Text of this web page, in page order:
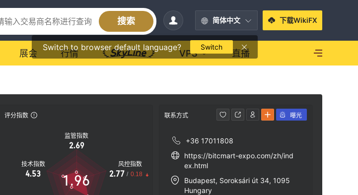
搜索 简体中文
Switch to browser default language? Switch
下载WikiFX
展会 行情 VPS 直播
评分指数
监管指数
2.69
技术指数
4.53
风控指数
2.77 / 0.18
1.96
联系方式
+36 17011808
https://bitcmart-expo.com/zh/ind
ex.html
Budapest, Soroksári út 34, 1095
Hungary
曝光